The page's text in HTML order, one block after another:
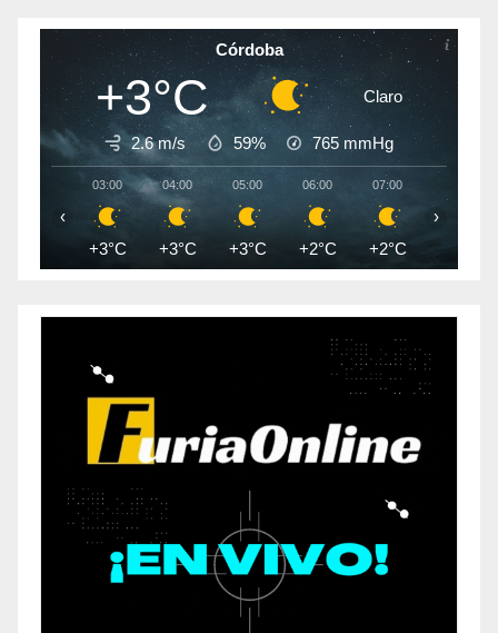
Córdoba
+3°C Claro
2.6 m/s 59% 765 mmHg
03:00
+3°C
04:00
+3°C
05:00
+3°C
06:00
+2°C
07:00
+2°C +2°C
‹ ›